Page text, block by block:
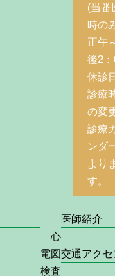
(当番
時の
正午
後2
休診
診療
の変
診療
ンダ
より
す。
心
電図
検査
医師紹介
交通アクセ